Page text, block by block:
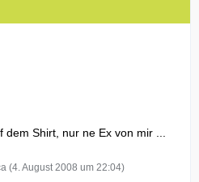
dem Shirt, nur ne Ex von mir ...
(4. August 2008 um 22:04)